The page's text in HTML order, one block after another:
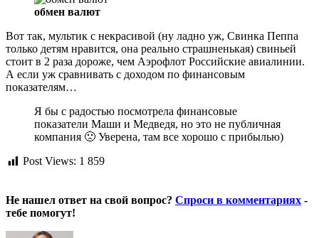
обмен валют
Вот так, мультик с некрасивой (ну ладно уж, Свинка Пеппа
только детям нравится, она реально страшненькая) свиньей
стоит в 2 раза дороже, чем Аэрофлот Российские авиалинии.
А если уж сравнивать с доходом по финансовым
показателям…
Я бы с радостью посмотрела финансовые
показатели Маши и Медведя, но это не публичная
компания 🙁 Уверена, там все хорошо с прибылью)
Post Views: 1 859
Не нашел ответ на свой вопрос? Спроси в комментариях -
тебе помогут!